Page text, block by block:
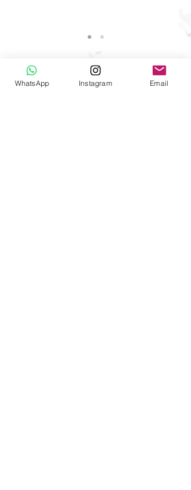
Pincha para ver los papeles
WhatsApp Instagram Email